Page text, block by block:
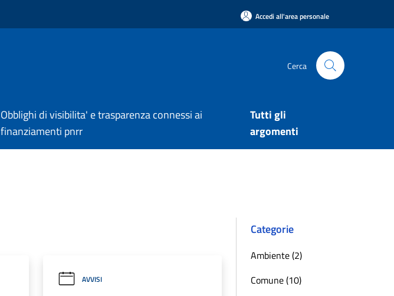
Accedi all'area personale
Cerca
Obblighi di visibilita' e trasparenza connessi ai
finanziamenti pnrr
Tutti gli
argomenti
AVVISI
Categorie
Ambiente (2)
Comune (10)